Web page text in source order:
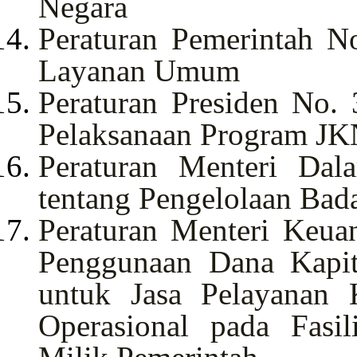
Peraturan Pemerintah
Layanan Umum
Peraturan Presiden
Pelaksanaan Program
Peraturan Menteri
tentang Pengelolaan
Peraturan Menteri
Penggunaan Dana
untuk Jasa Pelayanan
Operasional pada